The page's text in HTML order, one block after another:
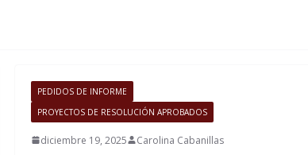
PEDIDOS DE INFORME
PROYECTOS DE RESOLUCIÓN APROBADOS
diciembre 19, 2025 Carolina Cabanillas